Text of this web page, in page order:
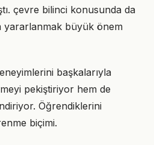
çevre bilinci konusunda da
yararlanmak büyük önem
başkalarıyla
pekiştiriyor hem de
Öğrendiklerini
biçimi.